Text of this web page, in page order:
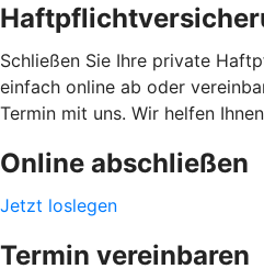
Schließen Sie Ihre private
einfach online ab oder
Termin mit uns. Wir helfen
Online abschließen
Jetzt loslegen
Termin vereinbaren